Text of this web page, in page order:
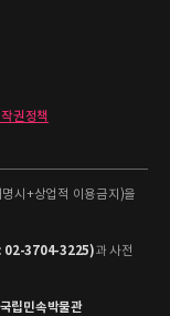
권정책
시+상업적 이용금지)을
02-3704-3225)과 사전
립민속박물관